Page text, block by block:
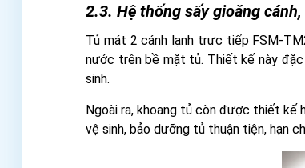
2.3. Hệ thống sấy gioăng
Tủ mát 2 cánh lạnh trực tiếp FSM-
nước trên bề mặt tủ. Thiết kế này
sinh.
Ngoài ra, khoang tủ còn được thiết kế
vệ sinh, bảo dưỡng tủ thuận tiện, hạn